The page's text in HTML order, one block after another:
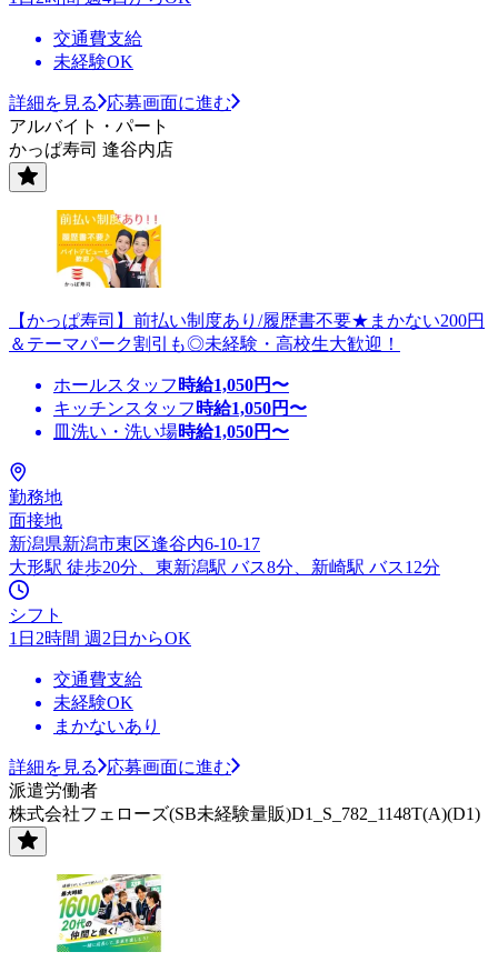
交通費支給
未経験OK
詳細を見る
応募画面に進む
アルバイト・パート
かっぱ寿司 逢谷内店
【かっぱ寿司】前払い制度あり/履歴書不要★まかない200円
＆テーマパーク割引も◎未経験・高校生大歓迎！
ホールスタッフ 時給1,050円〜
キッチンスタッフ 時給1,050円〜
皿洗い・洗い場時給1,050円〜
勤務地
面接地
新潟県新潟市東区逢谷内6-10-17
大形駅 徒歩20分、東新潟駅 バス8分、新崎駅 バス12分
シフト
1日2時間 週2日からOK
交通費支給
未経験OK
まかないあり
詳細を見る
応募画面に進む
派遣労働者
株式会社フェローズ(SB未経験量販)D1_S_782_1148T(A)(D1)